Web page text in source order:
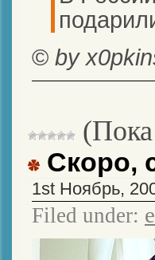
© by
Скоро,
1st Ноябрь,
Filed under: